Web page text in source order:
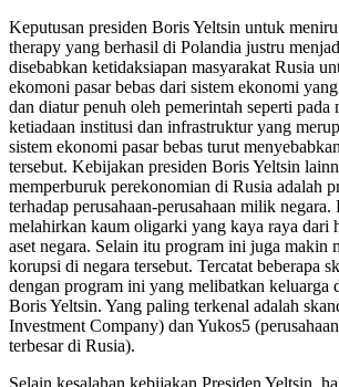
Keputusan presiden Boris Yeltsin untuk
therapy yang berhasil di Polandia justru
disebabkan ketidaksiapan masyarakat Rusia
ekomoni pasar bebas dari sistem ekonomi
dan diatur penuh oleh pemerintah seperti pada
ketiadaan institusi dan infrastruktur yang
sistem ekonomi pasar bebas turut
tersebut. Kebijakan presiden Boris Yeltsin
memperburuk perekonomian di Rusia adalah
terhadap perusahaan-perusahaan milik negara.
melahirkan kaum oligarki yang kaya raya dari
aset negara. Selain itu program ini juga makin
korupsi di negara tersebut. Tercatat beberapa
dengan program ini yang melibatkan keluarga
Boris Yeltsin. Yang paling terkenal adalah
Investment Company) dan Yukos5
terbesar di Rusia).
Selain kesalahan kebijakan Presiden Yeltsin,